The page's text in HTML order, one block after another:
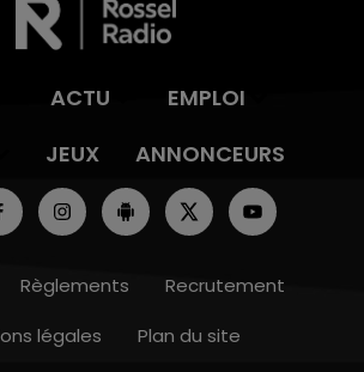
ACTU
EMPLOI
JEUX ANNONCEURS
Règlements
Recrutement
légales
Plan du site